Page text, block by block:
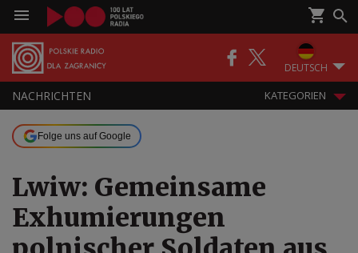
DEUTSCH
NACHRICHTEN KATEGORIEN
Folge uns auf Google
Lwiw: Gemeinsame
Exhumierungen